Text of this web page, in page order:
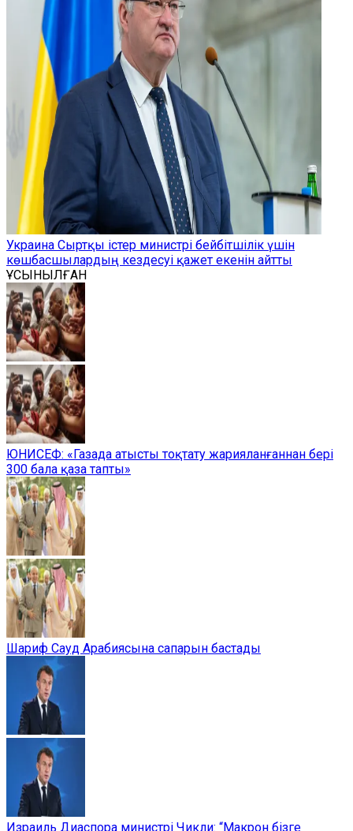
Украина Сыртқы істер министрі бейбітшілік үшін
көшбасшылардың кездесуі қажет екенін айтты
ҰСЫНЫЛҒАН
ЮНИСЕФ: «Газада атысты тоқтату жарияланғаннан бері
300 бала қаза тапты»
Шариф Сауд Арабиясына сапарын бастады
Израиль Диаспора министрі Чикли: “Макрон бізге